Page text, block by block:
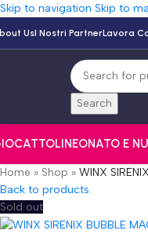
Skip to navigation Skip to
UsI Nostri PartnerLavora
Search
NEONATO E
Home » Shop » WINX
Back to products
Sold out